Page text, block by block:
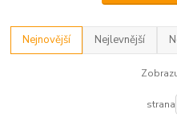
Nejnovější Nejlevnější
strana